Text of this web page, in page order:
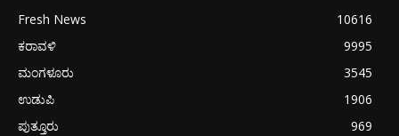
Fresh News
10616
ಕರಾವಳಿ
9995
ಮಂಗಳೂರು
3545
ಉಡುಪಿ
1906
ಪುತ್ತೂರು
969